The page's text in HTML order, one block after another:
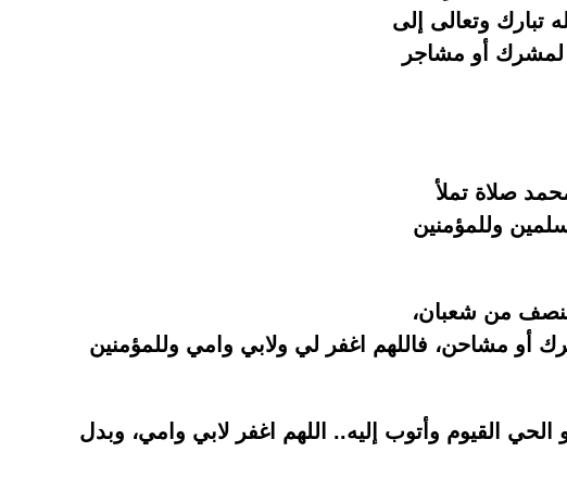
تبارك وتعالى إلى
لمشرك أو مشاجر
صلاة تملأ
وللمؤمنين
النصف من شعبان،
أو مشاحن، فاللهم اغفر لي ولابي وامي وللمؤمنين
الحي القيوم وأتوب إليه.. اللهم اغفر لابي وامي، وبدل